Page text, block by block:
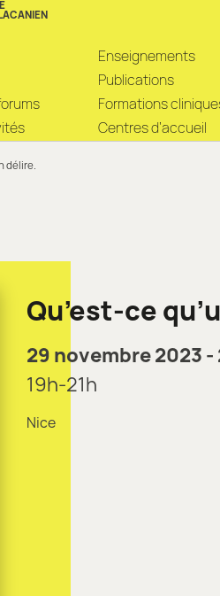
Enseignements
Publications
Formations
Centres d’accueil
délire.
Qu’est-ce
29 novembre 2023 -
19h-21h
Nice